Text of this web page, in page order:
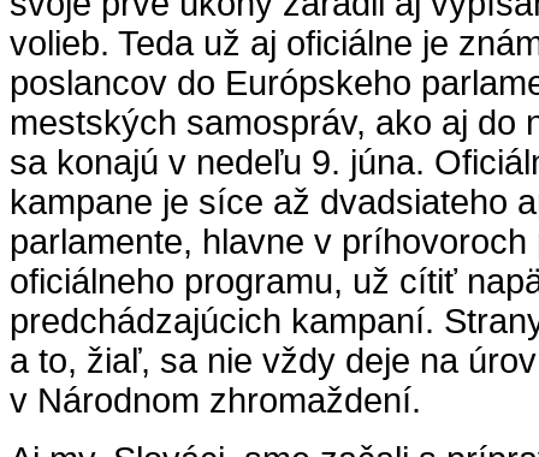
volieb. Teda už aj oficiálne je
poslancov do Európskeho
mestských samospráv, ako aj do
sa konajú v nedeľu 9. júna.
kampane je síce až dvadsiateho
parlamente, hlavne v
oficiálneho programu, už cítiť
predchádzajúcich kampaní.
a to, žiaľ, sa nie vždy deje na
v Národnom zhromaždení.